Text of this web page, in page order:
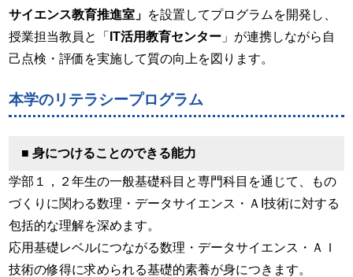
サイエンス教育推進室」 を設置してプログラムを開発し、
授業担当教員と「 IT活用教育センター 」が連携しながら自
己点検・評価を実施して質の向上を図ります。
本学のリテラシープログラム
■ 身につけることのできる能力
学部１，２年生の一般基礎科目と専門科目を通じて、もの
づくりに関わる数理・データサイエンス・ＡI技術に対する
包括的な理解を深めます。
応用基礎レベルにつながる数理・データサイエンス・ＡＩ
技術の修得に求められる基礎的素養が身につきます。